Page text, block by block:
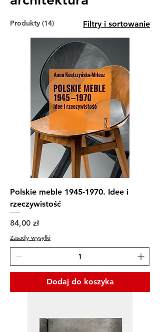
Produkty (14) Filtry i sortowanie
Polskie meble 1945-1970. Idee i
rzeczywistość
Cena
84,00 zł
Zasady wysyłki
Dodaj do koszyka